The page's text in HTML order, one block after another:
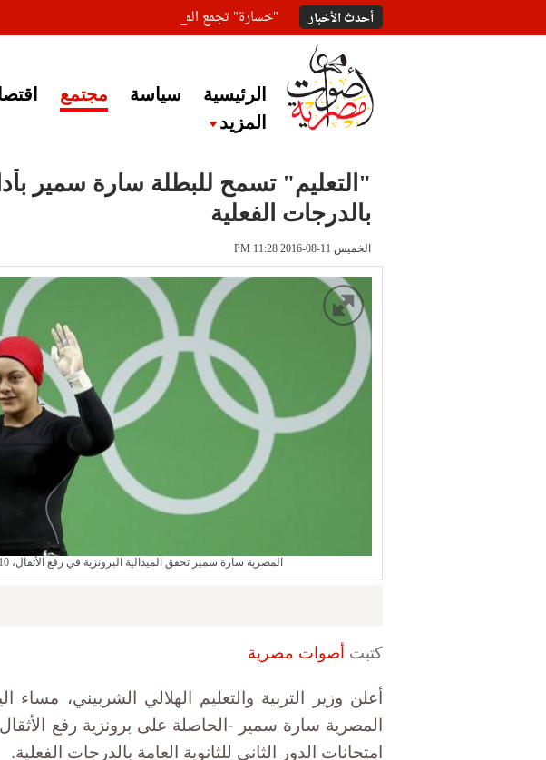
أحدث الأخبار "خسارة" تجمع المعلقين على خبر إغلاق أصوات مصرية
الرئيسية سياسة مجتمع
المزيد
"التعليم" تسمح للبطلة سارة سمير
بالدرجات الفعلية
الخميس 11-08-2016 PM 11:28
المصرية سارة سمير تحقق الميدالية البرونزية في رفع الأثقال، 10 أغسطس 2016. رويترز
كتبت أصوات مصرية
أعلن وزير التربية والتعليم الهلالي الشربيني،
امتحانات الدور الثاني للثانوية العامة بالدرجات الفعلية.